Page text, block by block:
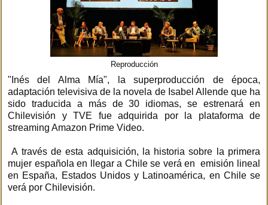
Reproducción
"Inés del Alma Mía", la superproducción de época,
adaptación televisiva de la novela de Isabel Allende que ha
sido traducida a más de 30 idiomas, se estrenará en
Chilevisión y TVE fue adquirida por la plataforma de
streaming Amazon Prime Video.
A través de esta adquisición, la historia sobre la primera
mujer española en llegar a Chile se verá en emisión lineal
en España, Estados Unidos y Latinoamérica, en Chile se
verá por Chilevisión.